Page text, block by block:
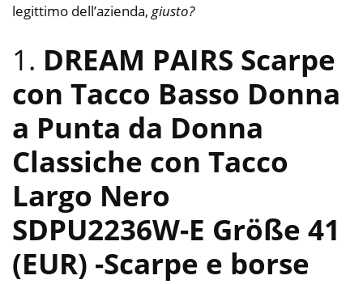
legittimo dell’azienda, giusto?
1. DREAM PAIRS Scarpe
con Tacco Basso Donna
a Punta da Donna
Classiche con Tacco
Largo Nero
SDPU2236W-E Größe 41
(EUR) -Scarpe e borse